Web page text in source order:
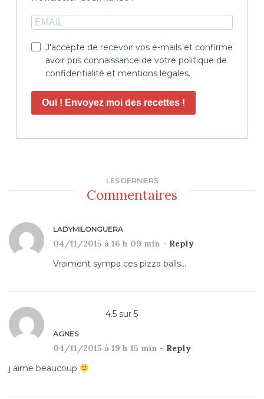
J'accepte de recevoir vos e-mails et confirme
avoir pris connaissance de votre politique de
confidentialité et mentions légales.
Oui ! Envoyez moi des recettes !
LES DERNIERS
Commentaires
LADYMILONGUERA
04/11/2015 à 16 h 09 min - Reply
Vraiment sympa ces pizza balls…
4.5 sur 5
AGNES
04/11/2015 à 19 h 15 min - Reply
j aime beaucoup